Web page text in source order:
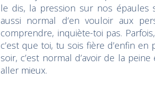
le dis, la pression sur nos épaules
aussi normal d’en vouloir aux
comprendre, inquiète-toi pas.
c’est que toi, tu sois fière d’enfin
soir, c’est normal d’avoir de la
aller mieux.